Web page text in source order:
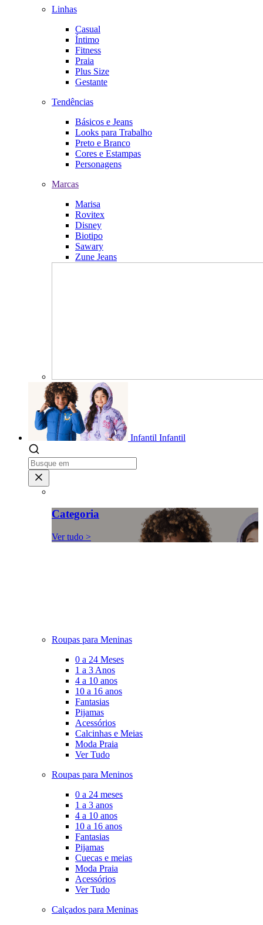
Linhas
Casual
Íntimo
Fitness
Praia
Plus Size
Gestante
Tendências
Básicos e Jeans
Looks para Trabalho
Preto e Branco
Cores e Estampas
Personagens
Marcas
Marisa
Rovitex
Disney
Biotipo
Sawary
Zune Jeans
Infantil Infantil
Categoria
Ver tudo >
Roupas para Meninas
0 a 24 Meses
1 a 3 Anos
4 a 10 anos
10 a 16 anos
Fantasias
Pijamas
Acessórios
Calcinhas e Meias
Moda Praia
Ver Tudo
Roupas para Meninos
0 a 24 meses
1 a 3 anos
4 a 10 anos
10 a 16 anos
Fantasias
Pijamas
Cuecas e meias
Moda Praia
Acessórios
Ver Tudo
Calçados para Meninas